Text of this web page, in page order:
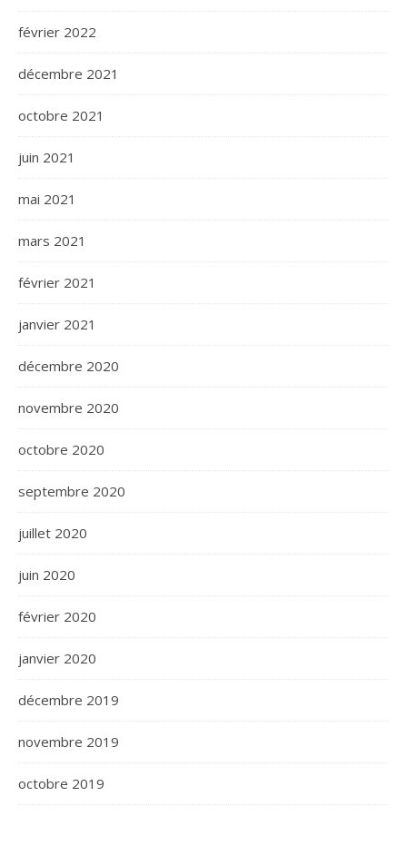
février 2022
décembre 2021
octobre 2021
juin 2021
mai 2021
mars 2021
février 2021
janvier 2021
décembre 2020
novembre 2020
octobre 2020
septembre 2020
juillet 2020
juin 2020
février 2020
janvier 2020
décembre 2019
novembre 2019
octobre 2019